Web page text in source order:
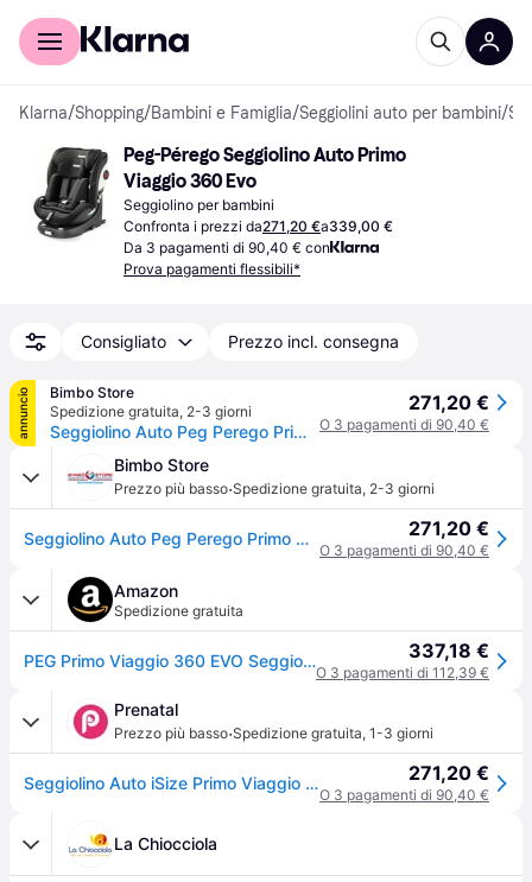
Per il tuo shopping
Klarna/Shopping/Bambini e Famiglia/Seggiolini auto per bambini/
Peg-Pérego Seggiolino Auto Primo
Viaggio 360 Evo
Seggiolino per bambini
Confronta i prezzi da271,20 €a339,00 €
Da 3 pagamenti di 90,40 € con
Prova pagamenti flessibili*
Consigliato Prezzo incl. consegna
annuncio
Bimbo Store
Spedizione gratuita, 2-3 giorni
Seggiolino Auto Peg Perego Primo Viaggio 360 Evo
271,20 €
O 3 pagamenti di 90,40 €
Bimbo Store
Prezzo più basso·Spedizione gratuita, 2-3 giorni
Seggiolino Auto Peg Perego Primo Viaggio 360 Evo 271,20 €
O 3 pagamenti di 90,40 €
Amazon
Spedizione gratuita
PEG Primo Viaggio 360 EVO Seggiolino Auto Evolutivo All-In-One con ISOFIX, Girevole, Reclinabile, per Bambini dalla nascita a 150 cm (0-12 anni), 0-36 kg, Planet 337,18 €
O 3 pagamenti di 112,39 €
Prenatal
Prezzo più basso·Spedizione gratuita, 1-3 giorni
Seggiolino Auto iSize Primo Viaggio 360 Evo (40-150 cm) con base - Peg Perego - Taglia Unica 271,20 €
O 3 pagamenti di 90,40 €
La Chiocciola